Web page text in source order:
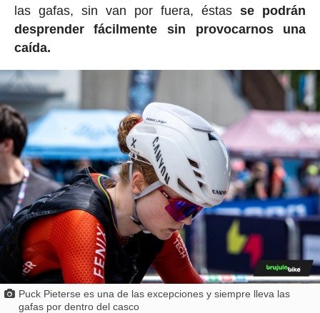
las gafas, sin van por fuera, éstasse podrán
desprender fácilmente sin provocarnos una
caída.
Puck Pieterse es una de las excepciones y siempre lleva las
gafas por dentro del casco